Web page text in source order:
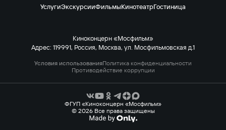
УслугиЭкскурсииФильмыКинотеатрГостиница
Киноконцерн «Мосфильм»
Адрес: 119991, Россия, Москва, ул. Мосфильмовская д.1
Условия использованияПолитика конфиденциальности
Противодействие коррупции
ФГУП «Киноконцерн «Мосфильм»
© 2026 Все права защищены